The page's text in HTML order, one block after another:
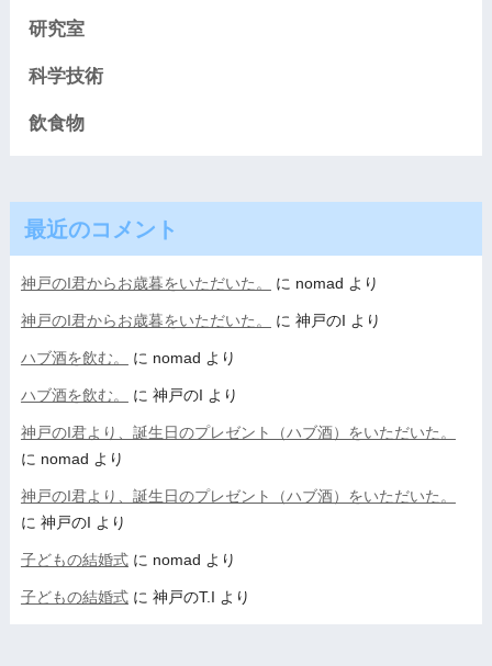
研究室
科学技術
飲食物
最近のコメント
神戸のI君からお歳暮をいただいた。 に nomad より
神戸のI君からお歳暮をいただいた。 に 神戸のI より
ハブ酒を飲む。 に nomad より
ハブ酒を飲む。 に 神戸のI より
神戸のI君より、誕生日のプレゼント（ハブ酒）をいただいた。
に nomad より
神戸のI君より、誕生日のプレゼント（ハブ酒）をいただいた。
に 神戸のI より
子どもの結婚式に nomad より
子どもの結婚式に 神戸のT.I より